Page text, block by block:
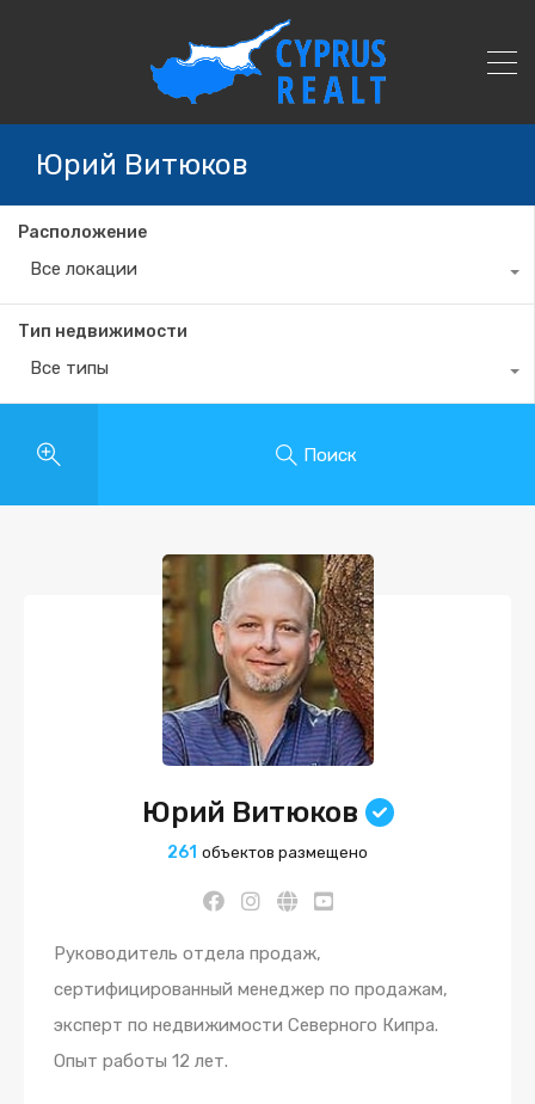
Юрий Витюков
Расположение
Все локации
Тип недвижимости
Все типы
Поиск
Юрий Витюков
261 объектов размещено
Руководитель отдела продаж,
сертифицированный менеджер по продажам,
эксперт по недвижимости Северного Кипра.
Опыт работы 12 лет.